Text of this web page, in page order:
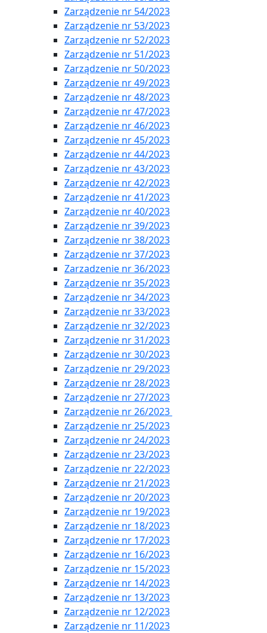
Zarządzenie nr 54/2023
Zarządzenie nr 53/2023
Zarządzenie nr 52/2023
Zarządzenie nr 51/2023
Zarządzenie nr 50/2023
Zarządzenie nr 49/2023
Zarządzenie nr 48/2023
Zarządzenie nr 47/2023
Zarządzenie nr 46/2023
Zarządzenie nr 45/2023
Zarządzenie nr 44/2023
Zarządzenie nr 43/2023
Zarządzenie nr 42/2023
Zarządzenie nr 41/2023
Zarządzenie nr 40/2023
Zarządzenie nr 39/2023
Zarządzenie nr 38/2023
Zarządzenie nr 37/2023
Zarzadzenie nr 36/2023
Zarządzenie nr 35/2023
Zarządzenie nr 34/2023
Zarządzenie nr 33/2023
Zarządzenie nr 32/2023
Zarządzenie nr 31/2023
Zarządzenie nr 30/2023
Zarządzenie nr 29/2023
Zarządzenie nr 28/2023
Zarządzenie nr 27/2023
Zarządzenie nr 26/2023
Zarządzenie nr 25/2023
Zarządzenie nr 24/2023
Zarządzenie nr 23/2023
Zarządzenie nr 22/2023
Zarządzenie nr 21/2023
Zarządzenie nr 20/2023
Zarządzenie nr 19/2023
Zarządzenie nr 18/2023
Zarządzenie nr 17/2023
Zarządzenie nr 16/2023
Zarządzenie nr 15/2023
Zarządzenie nr 14/2023
Zarządzenie nr 13/2023
Zarządzenie nr 12/2023
Zarządzenie nr 11/2023